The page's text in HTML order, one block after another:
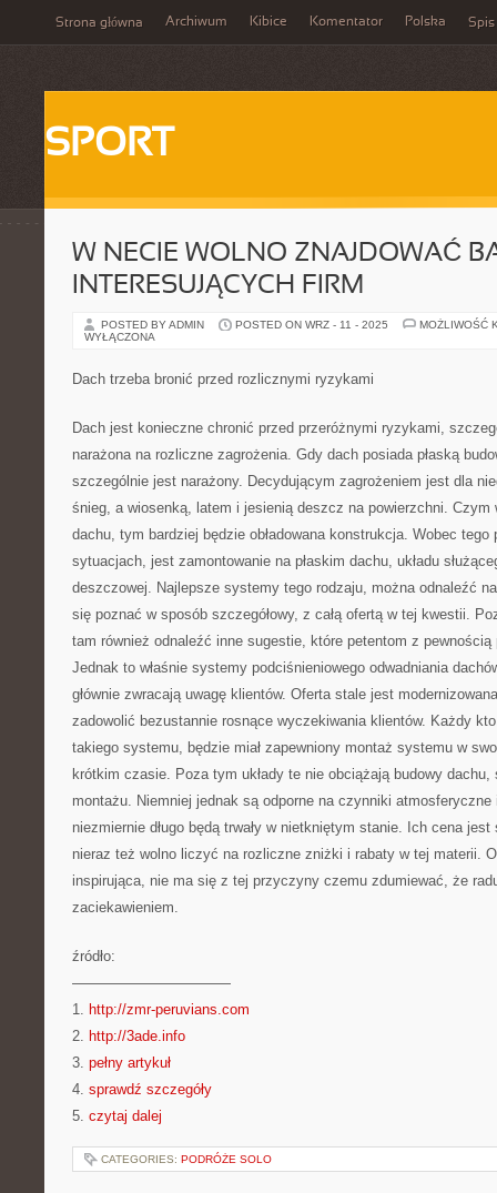
Strona główna Archiwum Kibice Komentator Polska Spis
SPORT
W NECIE WOLNO ZNAJDOWAĆ
INTERESUJĄCYCH FIRM
POSTED BY ADMIN POSTED ON WRZ - 11 - 2025
MOŻLIWOŚĆ
WYŁĄCZONA
Dach trzeba bronić przed rozlicznymi ryzykami
Dach jest konieczne chronić przed przeróżnymi ryzykami,
narażona na rozliczne zagrożenia. Gdy dach posiada płaską
szczególnie jest narażony. Decydującym zagrożeniem jest dla
śnieg, a wiosenką, latem i jesienią deszcz na powierzchni. Czym
dachu, tym bardziej będzie obładowana konstrukcja. Wobec tego
sytuacjach, jest zamontowanie na płaskim dachu, układu
deszczowej. Najlepsze systemy tego rodzaju, można odnaleźć
się poznać w sposób szczegółowy, z całą ofertą w tej kwestii.
tam również odnaleźć inne sugestie, które petentom z
Jednak to właśnie systemy podciśnieniowego odwadniania
głównie zwracają uwagę klientów. Oferta stale jest
zadowolić bezustannie rosnące wyczekiwania klientów. Każdy
takiego systemu, będzie miał zapewniony montaż systemu w
krótkim czasie. Poza tym układy te nie obciążają budowy
montażu. Niemniej jednak są odporne na czynniki
niezmiernie długo będą trwały w nietkniętym stanie. Ich cena
nieraz też wolno liczyć na rozliczne zniżki i rabaty w tej materii.
inspirująca, nie ma się z tej przyczyny czemu zdumiewać, że
zaciekawieniem.
źródło:
———————————
1. http://zmr-peruvians.com
2. http://3ade.info
3. pełny artykuł
4. sprawdź szczegóły
5. czytaj dalej
CATEGORIES: PODRÓŻE SOLO